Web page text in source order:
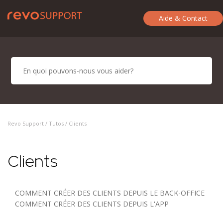
Aide & Contact
Revo Support / Tutos / Clients
Clients
COMMENT CRÉER DES CLIENTS DEPUIS LE BACK-OFFICE
COMMENT CRÉER DES CLIENTS DEPUIS L'APP